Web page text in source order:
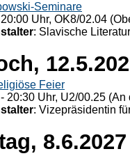
Seminare
Uhr, OK8/02.04
: Slavische
Feier
20:30 Uhr, U2/00.25
: Vizepräsidentin
8.6.2027